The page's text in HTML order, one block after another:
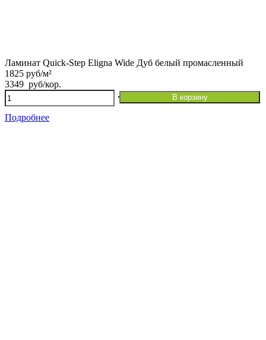
Ламинат Quick-Step Eligna Wide Дуб белый промасленный
1825 руб/м²
3349 руб/кор.
Количество
товара
Ламинат Quick-
В корзину
Подробнее